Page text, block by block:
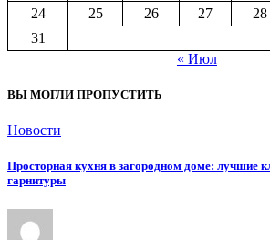
24
25 26 27 28
31
« Июл
ВЫ МОГЛИ ПРОПУСТИТЬ
Новости
Просторная кухня в загородном доме: лучшие
гарнитуры